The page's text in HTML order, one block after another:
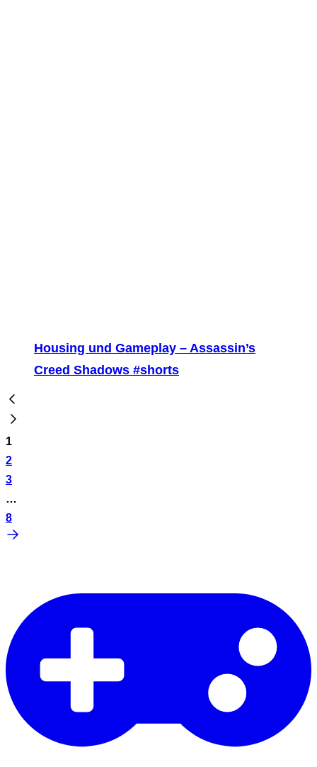
Housing und Gameplay – Assassin’s
Creed Shadows #shorts
1
2
3
…
8